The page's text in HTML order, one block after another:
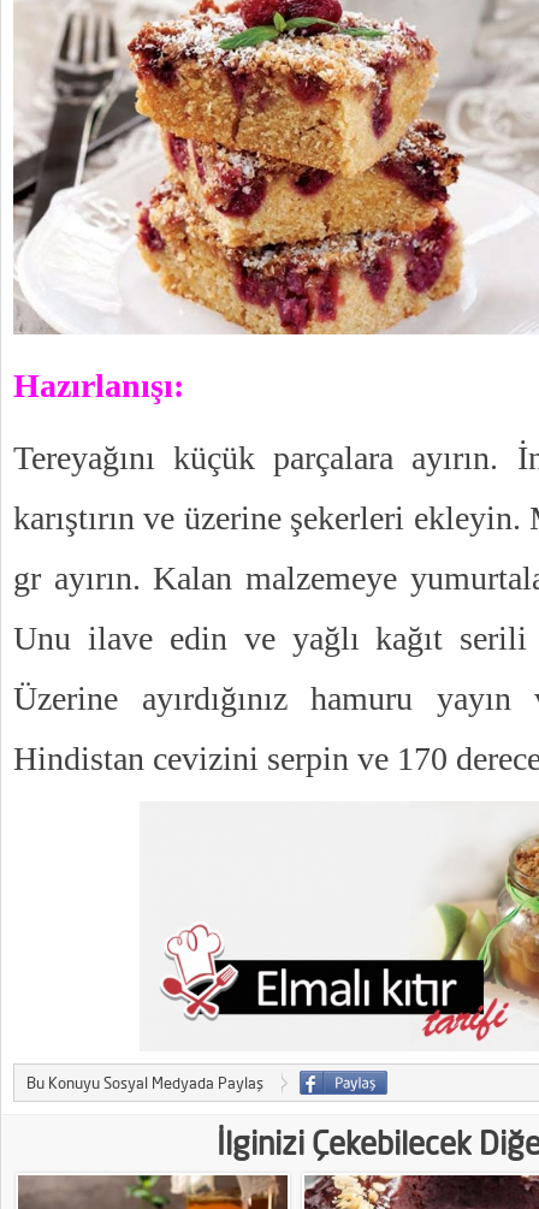
Hazırlanışı:
Tereyağını küçük parçalara
karıştırın ve üzerine şekerleri
gr ayırın. Kalan malzemeye
Unu ilave edin ve yağlı kağıt serili
Üzerine ayırdığınız hamuru
Hindistan cevizini serpin ve 170
Bu Konuyu Sosyal Medyada Paylaş
İlginizi Çekebilecek